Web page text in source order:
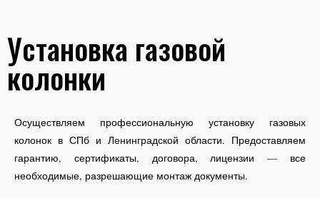
Установка газовой
колонки
Осуществляем профессиональную установку газовых
колонок в СПб и Ленинградской области. Предоставляем
гарантию, сертификаты, договора, лицензии — все
необходимые, разрешающие монтаж документы.